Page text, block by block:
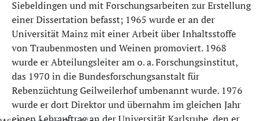
Siebeldingen und mit Forschungsarbeiten zur Erstellung
einer Dissertation befasst; 1965 wurde er an der
Universität Mainz mit einer Arbeit über Inhaltsstoffe
von Traubenmosten und Weinen promoviert. 1968
wurde er Abteilungsleiter am o. a. Forschungsinstitut,
das 1970 in die Bundesforschungsanstalt für
Rebenzüchtung Geilweilerhof umbenannt wurde. 1976
wurde er dort Direktor und übernahm im gleichen Jahr